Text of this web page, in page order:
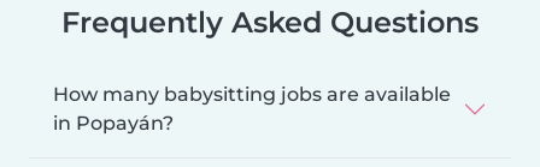
Frequently Asked Questions
How many babysitting jobs are available
in Popayán?